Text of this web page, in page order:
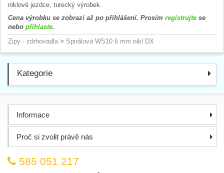
niklové jezdce, turecký výrobek.
Cena výrobku se zobrazí až po přihlášení. Prosím registrujte se
nebo přihlaste.
Zipy - zdrhovadla > Spirálová WS10 6 mm nikl DX
Kategorie
Informace
Proč si zvolit právě nás
585 051 217